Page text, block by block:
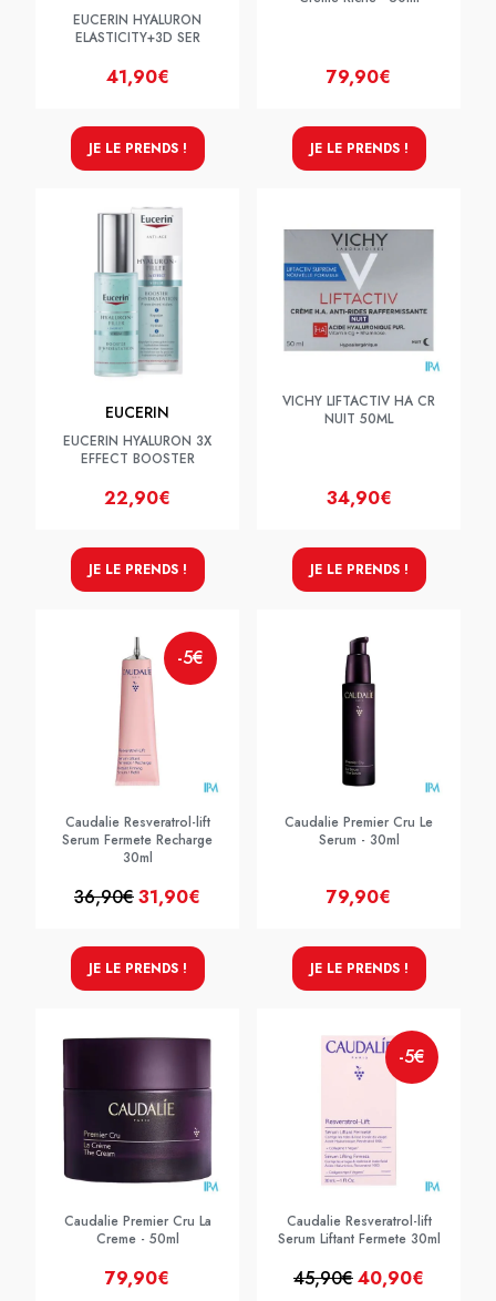
EUCERIN HYALURON
ELASTICITY+3D SER
41,90€
JE LE PRENDS !
79,90€
JE LE PRENDS !
EUCERIN
EUCERIN HYALURON 3X
EFFECT BOOSTER
22,90€
JE LE PRENDS !
VICHY LIFTACTIV HA CR
NUIT 50ML
34,90€
JE LE PRENDS !
-5€
Caudalie Resveratrol-lift
Serum Fermete Recharge
30ml
36,90€31,90€
JE LE PRENDS !
Caudalie Premier Cru Le
Serum - 30ml
79,90€
JE LE PRENDS !
Caudalie Premier Cru La
Creme - 50ml
79,90€
-5€
Caudalie Resveratrol-lift
Serum Liftant Fermete 30ml
45,90€40,90€